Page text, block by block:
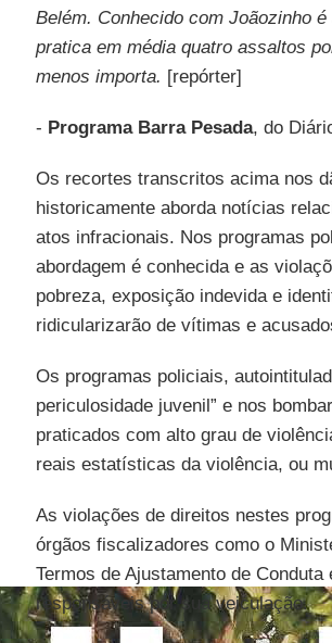
Belém. Conhecido com Joãozinho
pratica em média quatro assaltos
menos importa. [repórter]
- Programa Barra Pesada, do
Os recortes transcritos acima nos
historicamente aborda notícias
atos infracionais. Nos programas
abordagem é conhecida e as
pobreza, exposição indevida e
ridicularizarão de vítimas e
Os programas policiais,
periculosidade juvenil” e nos
praticados com alto grau de
reais estatísticas da violência, ou
As violações de direitos nestes
órgãos fiscalizadores como o
Termos de Ajustamento de
responsáveis por sua veiculação.